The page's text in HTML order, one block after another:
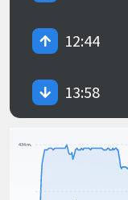
12:44
13:58